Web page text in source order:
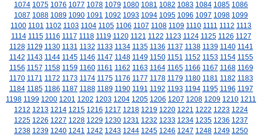
1074 1075 1076 1077 1078 1079 1080 1081 1082 1083 1084 1085 1086
1087 1088 1089 1090 1091 1092 1093 1094 1095 1096 1097 1098 1099
1100 1101 1102 1103 1104 1105 1106 1107 1108 1109 1110 1111 1112 1113
1114 1115 1116 1117 1118 1119 1120 1121 1122 1123 1124 1125 1126 1127
1128 1129 1130 1131 1132 1133 1134 1135 1136 1137 1138 1139 1140 1141
1142 1143 1144 1145 1146 1147 1148 1149 1150 1151 1152 1153 1154 1155
1156 1157 1158 1159 1160 1161 1162 1163 1164 1165 1166 1167 1168 1169
1170 1171 1172 1173 1174 1175 1176 1177 1178 1179 1180 1181 1182 1183
1184 1185 1186 1187 1188 1189 1190 1191 1192 1193 1194 1195 1196 1197
1198 1199 1200 1201 1202 1203 1204 1205 1206 1207 1208 1209 1210 1211
1212 1213 1214 1215 1216 1217 1218 1219 1220 1221 1222 1223 1224
1225 1226 1227 1228 1229 1230 1231 1232 1233 1234 1235 1236 1237
1238 1239 1240 1241 1242 1243 1244 1245 1246 1247 1248 1249 1250